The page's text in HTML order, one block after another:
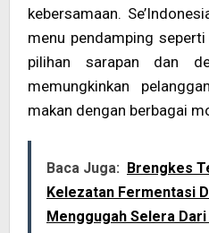
kebersamaan.
menu pendamping
pilihan sarapan dan
memungkinkan
makan dengan berbagai
Baca Juga: Brengkes
Kelezatan Fermentasi
Menggugah Selera